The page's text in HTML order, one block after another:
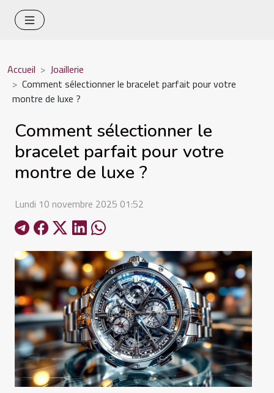
Accueil
Joaillerie
Comment sélectionner le bracelet parfait pour votre
montre de luxe ?
Comment sélectionner le
bracelet parfait pour votre
montre de luxe ?
Lundi 10 novembre 2025 01:52